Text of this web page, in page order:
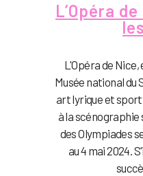
L’Opéra
L'Opéra de
Musée national
art lyrique et
à la scénographie
des Olympiades
au 4 mai 2024.